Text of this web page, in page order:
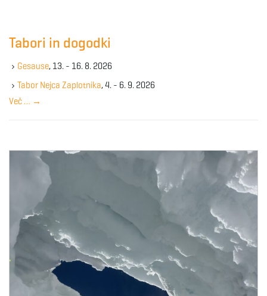
e
y
w
r
Tabori in dogodki
Gesause, 13. - 16. 8. 2026
Tabor Nejca Zaplotnika, 4. - 6. 9. 2026
Več … →